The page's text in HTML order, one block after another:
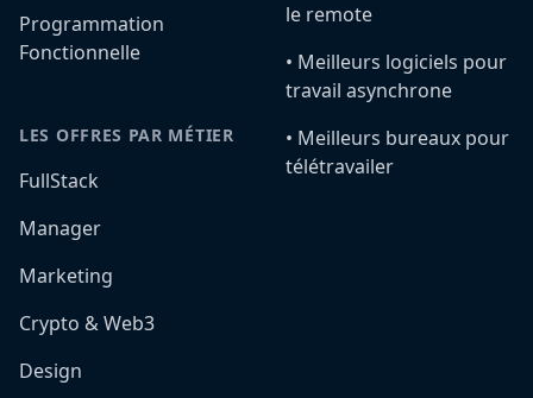
Programmation
Fonctionnelle
LES OFFRES PAR MÉTIER
FullStack
Manager
Marketing
Crypto & Web3
Design
le remote
•️ Meilleurs logiciels pour
travail asynchrone
•️ Meilleurs bureaux pour
télétravailer